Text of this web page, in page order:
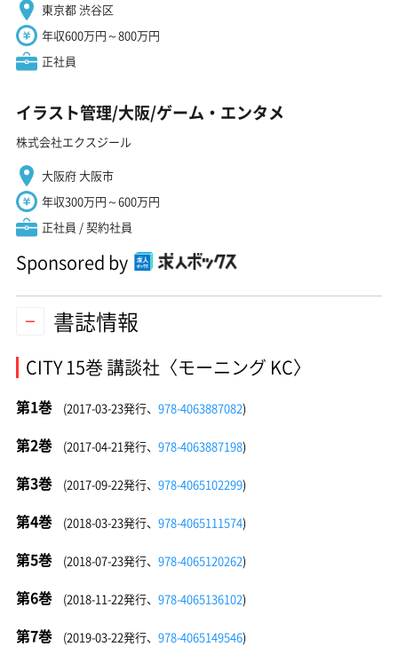
東京都 渋谷区
年収600万円～800万円
正社員
イラスト管理/大阪/ゲーム・エンタメ
株式会社エクスジール
大阪府 大阪市
年収300万円～600万円
正社員 / 契約社員
Sponsored by
書誌情報
CITY 15巻 講談社〈モーニング KC〉
第1巻 (2017-03-23発行、 978-4063887082)
第2巻 (2017-04-21発行、 978-4063887198)
第3巻 (2017-09-22発行、 978-4065102299)
第4巻 (2018-03-23発行、 978-4065111574)
第5巻 (2018-07-23発行、 978-4065120262)
第6巻 (2018-11-22発行、 978-4065136102)
第7巻 (2019-03-22発行、 978-4065149546)